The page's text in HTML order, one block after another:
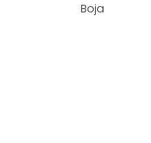
Boja